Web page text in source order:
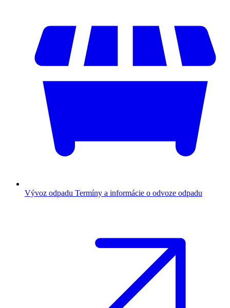
Vývoz odpadu Termíny a informácie o odvoze odpadu